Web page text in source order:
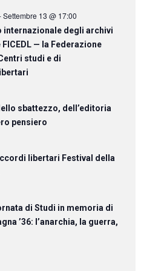
Settembre 13 @ 17:00
internazionale degli archivi
— la Federazione
studi e di
sbattezzo, dell’editoria
pensiero
libertari Festival della
di Studi in memoria di
’36: l’anarchia, la guerra,